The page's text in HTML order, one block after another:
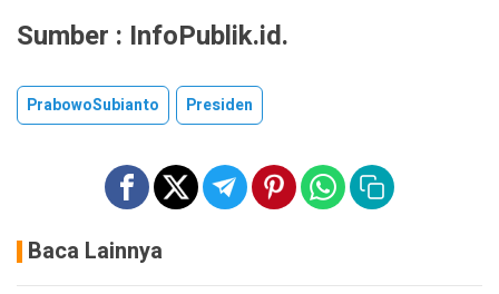
Sumber : InfoPublik.id.
PrabowoSubianto Presiden
Baca Lainnya